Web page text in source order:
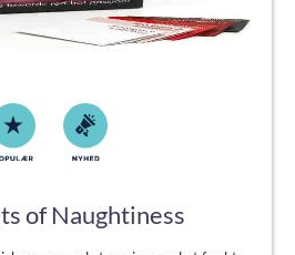
of Naughtiness